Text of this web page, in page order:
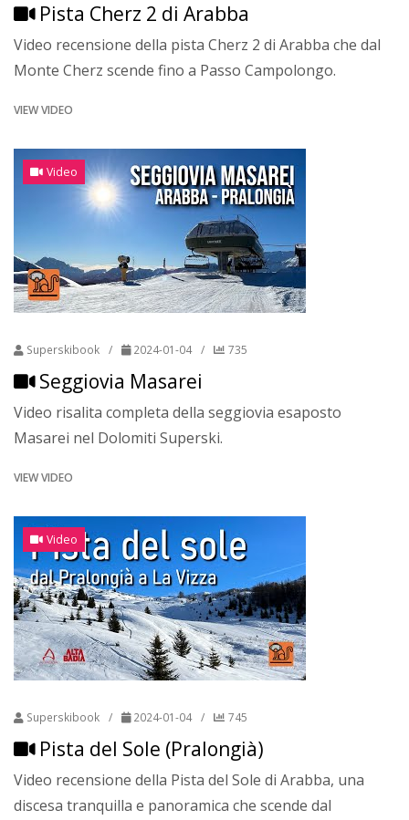
Pista Cherz 2 di Arabba
Video recensione della pista Cherz 2 di Arabba che dal
Monte Cherz scende fino a Passo Campolongo.
VIEW VIDEO
Video
Superskibook / 2024-01-04 / 735
Seggiovia Masarei
Video risalita completa della seggiovia esaposto
Masarei nel Dolomiti Superski.
VIEW VIDEO
Video
Superskibook / 2024-01-04 / 745
Pista del Sole (Pralongià)
Video recensione della Pista del Sole di Arabba, una
discesa tranquilla e panoramica che scende dal